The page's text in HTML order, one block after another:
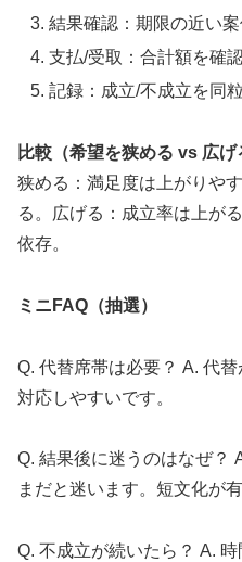
結果確認：期限の近い
支払/受取：合計額を確
記録：成立/不成立を同
比較（希望を狭める vs 広げ
狭める：満足度は上がりや
る。広げる：成立率は上が
依存。
ミニFAQ（抽選）
Q. 代替席帯は必要？ A. 代
対応しやすいです。
Q. 結果後に迷うのはなぜ？
まだと迷います。短文化が有
Q. 不成立が続いたら？ A.